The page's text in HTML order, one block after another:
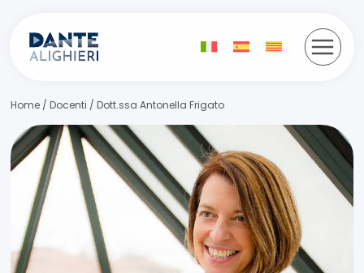
contenuto
Home /Docenti /Dott.ssa Antonella Frigato